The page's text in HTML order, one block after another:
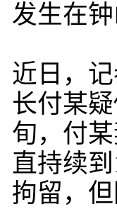
发生在
近日，
长付某
旬，付
直持续
拘留，